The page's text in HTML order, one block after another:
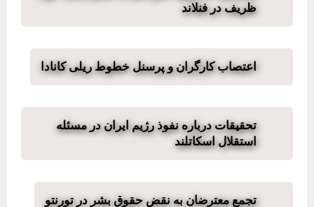
ظریف در فنلاند
اعتصاب کارگران و پرسنل خطوط ریلی کانادا
تحقیقات درباره نفوذ رژیم ایران در مسئله
استقلال اسکاتلند
تجمع معترضان به نقض حقوق بشر در تورنتو